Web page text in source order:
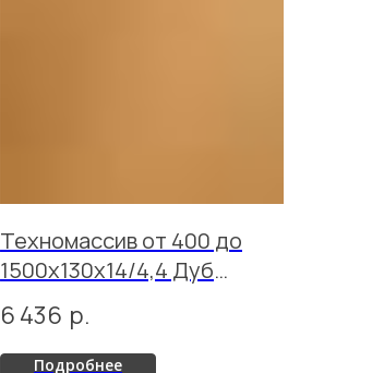
Техномассив от 400 до
1500х130х14/4,4 Дуб
Ориджинал Хани лак
6 436 р.
Подробнее